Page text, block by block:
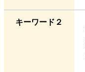
キーワード２